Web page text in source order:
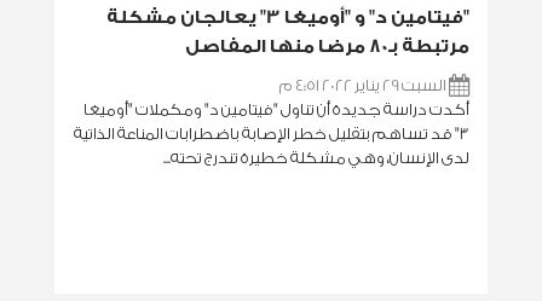
"فيتامين د" و "أوميغا 3" يعالجان مشكلة
مرتبطة بـ80 مرضا منها المفاصل
السبت 29 يناير 2022 4:51 م
أكدت دراسة جديدة أن تناول "فيتامين د" ومكملات "أوميغا
3" قد تساهم بتقليل خطر الإصابة باضطرابات المناعة الذاتية
لدى الإنسان، وهي مشكلة خطيرة تندرج تحته...